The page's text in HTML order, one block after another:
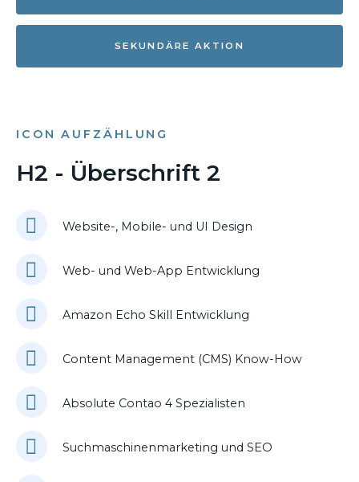
SEKUNDÄRE AKTION
ICON AUFZÄHLUNG
H2 - Überschrift 2
Website-, Mobile- und UI Design
Web- und Web-App Entwicklung
Amazon Echo Skill Entwicklung
Content Management (CMS) Know-How
Absolute Contao 4 Spezialisten
Suchmaschinenmarketing und SEO